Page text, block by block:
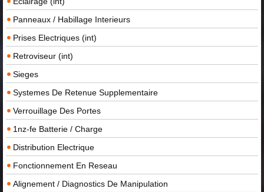
Panneaux / Habillage Interieurs
Prises Electriques (int)
Retroviseur (int)
Sieges
Systemes De Retenue Supplementaire
Verrouillage Des Portes
1nz-fe Batterie / Charge
Distribution Electrique
Fonctionnement En Reseau
Alignement / Diagnostics De Manipulation